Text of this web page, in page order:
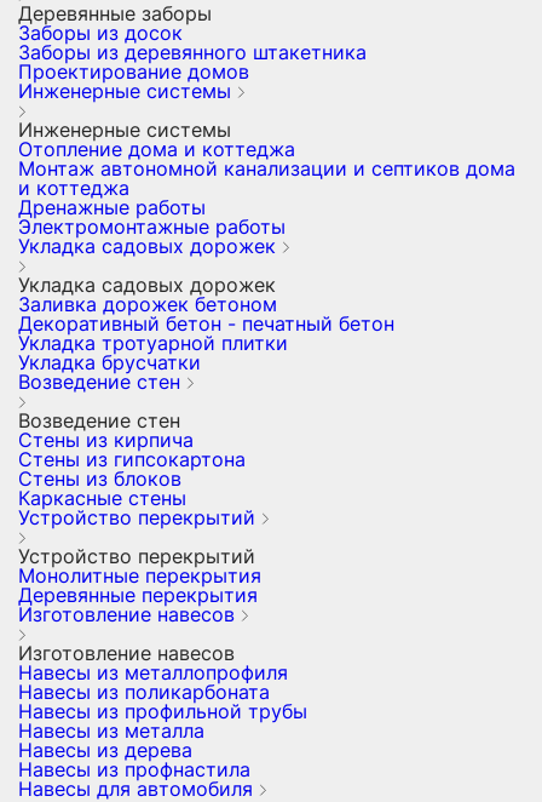
Деревянные заборы
Заборы из досок
Заборы из деревянного штакетника
Проектирование домов
Инженерные системы
Инженерные системы
Отопление дома и коттеджа
Монтаж автономной канализации и септиков дома
и коттеджа
Дренажные работы
Электромонтажные работы
Укладка садовых дорожек
Укладка садовых дорожек
Заливка дорожек бетоном
Декоративный бетон - печатный бетон
Укладка тротуарной плитки
Укладка брусчатки
Возведение стен
Возведение стен
Стены из кирпича
Стены из гипсокартона
Стены из блоков
Каркасные стены
Устройство перекрытий
Устройство перекрытий
Монолитные перекрытия
Деревянные перекрытия
Изготовление навесов
Изготовление навесов
Навесы из металлопрофиля
Навесы из поликарбоната
Навесы из профильной трубы
Навесы из металла
Навесы из дерева
Навесы из профнастила
Навесы для автомобиля